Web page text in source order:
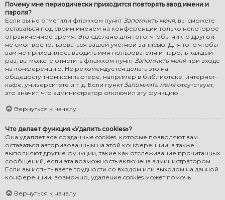
Почему мне периодически приходится повторять ввод имени и
пароля?
Если вы не отметили флажком пунктЗапомнить меня, вы сможете
оставаться под своим именем на конференции только некоторое
ограниченное время. Это сделано для того, чтобы никто другой
не смог воспользоваться вашей учётной записью. Для того чтобы
вам не приходилось вводить имя пользователя и пароль каждый
раз, вы можете отметить флажком пунктЗапомнить меняпри входе
на конференцию. Не рекомендуется делать это на
общедоступном компьютере, например в библиотеке, интернет-
кафе, университете и т. д. Если пунктЗапомнить меняотсутствует,
это значит, что администратор отключил эту функцию.
Вернуться к началу
Что делает функция «Удалить cookies»?
Она удаляет все созданные cookies, которые позволяют вам
оставаться авторизованным на этой конференции, а также
выполняют другие функции, такие как отслеживание прочитанных
сообщений, если эта возможность включена администратором.
Если вы испытываете трудности со входом или выходом на данной
конференции, возможно, удаление cookies может помочь.
Вернуться к началу